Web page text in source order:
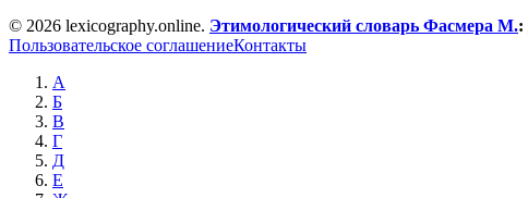
© 2026 lexicography.online. Этимологический словарь Фасмера М.:
Пользовательское соглашениеКонтакты
А
Б
В
Г
Д
Е